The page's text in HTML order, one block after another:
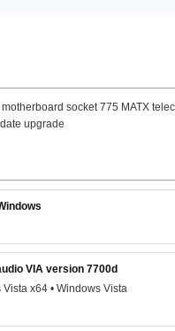
socket 775 MATX
upgrade
VIA version 7700d
x64 • Windows Vista